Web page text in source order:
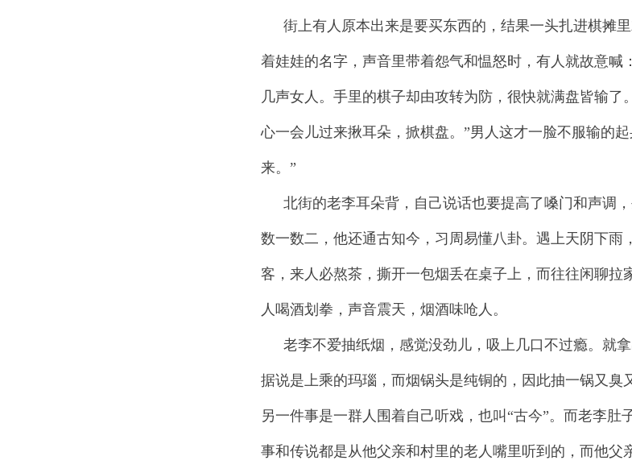
街上有人原本出来是要买东西的，结果一头扎进棋摊
着娃娃的名字，声音里带着怨气和愠怒时，有人就故意
几声女人。手里的棋子却由攻转为防，很快就满盘皆输
心一会儿过来揪耳朵，掀棋盘。”男人这才一脸不服输的
来。”
北街的老李耳朵背，自己说话也要提高了嗓门和声调
数一数二，他还通古知今，习周易懂八卦。遇上天阴下
客，来人必熬茶，撕开一包烟丢在桌子上，而往往闲聊
人喝酒划拳，声音震天，烟酒味呛人。
老李不爱抽纸烟，感觉没劲儿，吸上几口不过瘾。就
据说是上乘的玛瑙，而烟锅头是纯铜的，因此抽一锅又
另一件事是一群人围着自己听戏，也叫“古今”。而老李
事和传说都是从他父亲和村里的老人嘴里听到的，而他